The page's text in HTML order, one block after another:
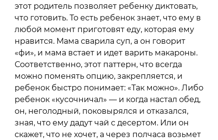
этот родитель позволяет ребенку диктовать,
что готовить. То есть ребенок знает, что ему в
любой момент приготовят еду, которая ему
нравится. Мама сварила суп, а он говорит
«фи», и мама встает и идет варить макароны.
Соответственно, этот паттерн, что всегда
можно поменять опцию, закрепляется, и
ребенок быстро понимает: «Так можно». Либо
ребенок «кусочничал» — и когда настал обед,
он, неголодный, поковырялся и отказался,
зная, что ему дадут чай с десертом. Или он
скажет, что не хочет, а через полчаса возьмет